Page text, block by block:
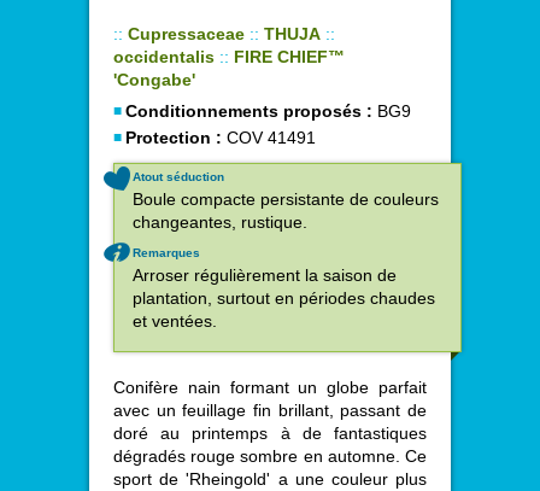
:: Cupressaceae :: THUJA ::
occidentalis :: FIRE CHIEF™
'Congabe'
Conditionnements proposés : BG9
Protection : COV 41491
Atout séduction
Boule compacte persistante de couleurs
changeantes, rustique.
Remarques
Arroser régulièrement la saison de
plantation, surtout en périodes chaudes
et ventées.
Conifère nain formant un globe parfait
avec un feuillage fin brillant, passant de
doré au printemps à de fantastiques
dégradés rouge sombre en automne. Ce
sport de 'Rheingold' a une couleur plus